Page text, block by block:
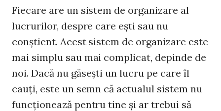
Fiecare are un sistem de organizare al
lucrurilor, despre care eşti sau nu
conştient. Acest sistem de organizare este
mai simplu sau mai complicat, depinde de
noi. Dacă nu găseşti un lucru pe care îl
cauţi, este un semn că actualul sistem nu
funcţionează pentru tine şi ar trebui să